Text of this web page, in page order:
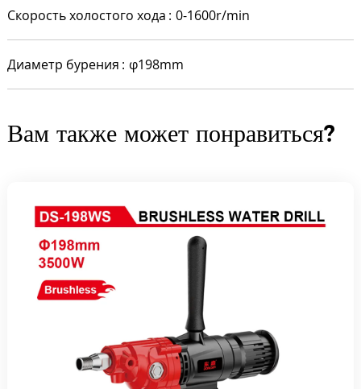
Скорость холостого хода 0-1600r/min
Диаметр бурения φ198mm
Вам также может понравиться?